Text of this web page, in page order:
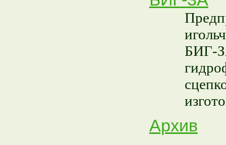
БИГ-
Архив